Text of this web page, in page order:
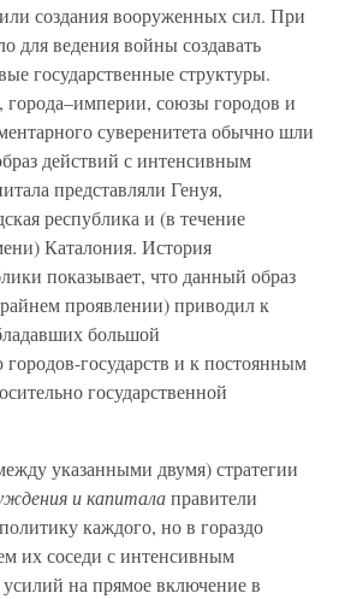
создания вооруженных сил. При
для ведения войны создавать
государственные структуры.
города–империи, союзы городов и
суверенитета обычно шли
действий с интенсивным
представляли Генуя,
республика и (в течение
Каталония. История
показывает, что данный образ
проявлении) приводил к
большой
городов-государств и к постоянным
государственной
указанными двумя) стратегии
и капиталаправители
каждого, но в гораздо
их соседи с интенсивным
на прямое включение в